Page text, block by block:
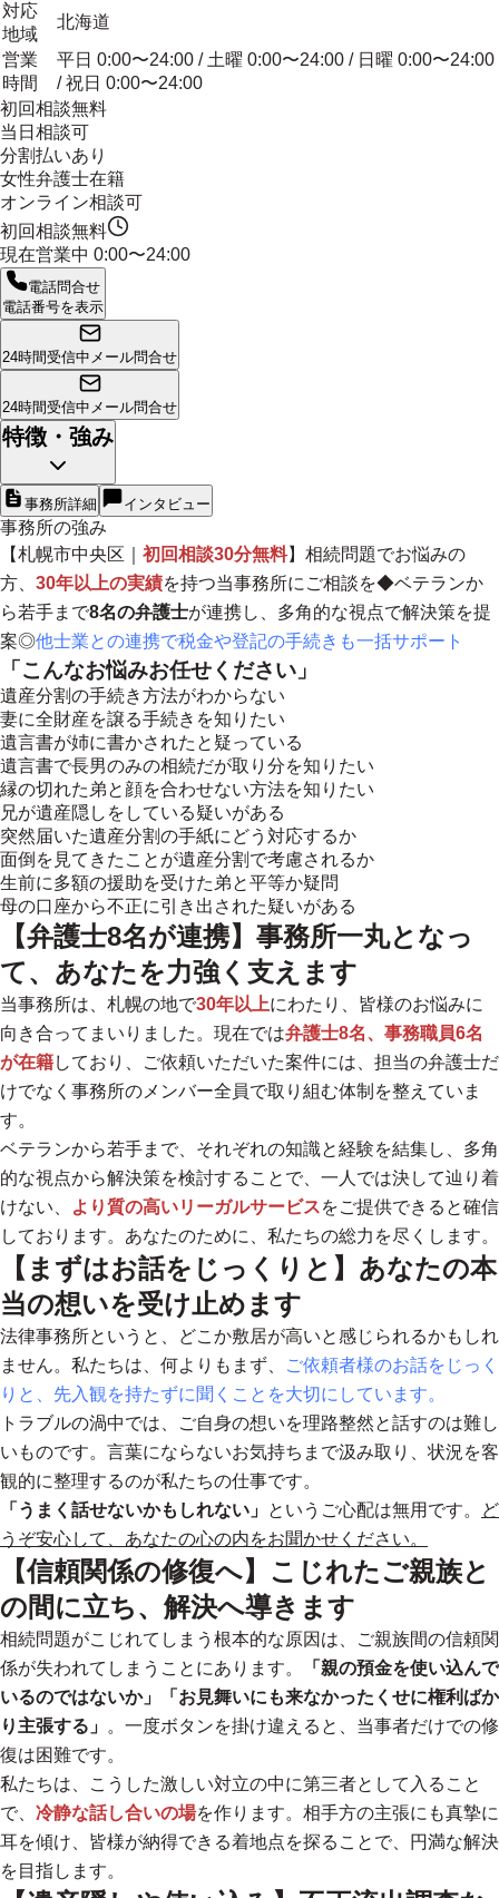
対応
地域
北海道
営業
時間
平日 0:00〜24:00 / 土曜 0:00〜24:00 / 日曜 0:00〜24:00
/ 祝日 0:00〜24:00
初回相談無料
当日相談可
分割払いあり
女性弁護士在籍
オンライン相談可
初回相談無料
現在営業中 0:00〜24:00
電話問合せ
電話番号を表示
24時間受信中 メール問合せ
24時間受信中 メール問合せ
特徴・強み
事務所詳細 インタビュー
事務所の強み
【札幌市中央区｜ 初回相談30分無料】相続問題でお悩みの
方、 30年以上の実績を持つ当事務所にご相談を◆ベテランか
ら若手まで8名の弁護士が連携し、多角的な視点で解決策を提
案◎他士業との連携で税金や登記の手続きも一括サポート
「こんなお悩みお任せください」
遺産分割の手続き方法がわからない
妻に全財産を譲る手続きを知りたい
遺言書が姉に書かされたと疑っている
遺言書で長男のみの相続だが取り分を知りたい
縁の切れた弟と顔を合わせない方法を知りたい
兄が遺産隠しをしている疑いがある
突然届いた遺産分割の手紙にどう対応するか
面倒を見てきたことが遺産分割で考慮されるか
生前に多額の援助を受けた弟と平等か疑問
母の口座から不正に引き出された疑いがある
【弁護士8名が連携】事務所一丸となっ
て、あなたを力強く支えます
当事務所は、札幌の地で30年以上にわたり、皆様のお悩みに
向き合ってまいりました。現在では弁護士8名、事務職員6名
が在籍しており、ご依頼いただいた案件には、担当の弁護士だ
けでなく 事務所のメンバー全員で取り組む体制 を整えていま
す。
ベテランから若手まで、それぞれの知識と経験を結集し、多角
的な視点から解決策を検討することで、一人では決して辿り着
けない、
より質の高いリーガルサービスをご提供できると確信
しております。あなたのために、私たちの総力を尽くします。
【まずはお話をじっくりと】あなたの本
当の想いを受け止めます
法律事務所というと、どこか敷居が高いと感じられるかもしれ
ません。私たちは、何よりもまず、
ご依頼者様のお話をじっく
りと、先入観を持たずに聞くことを大切にしています。
トラブルの渦中では、ご自身の想いを理路整然と話すのは難し
いものです。言葉にならないお気持ちまで汲み取り、状況を客
観的に整理するのが私たちの仕事です。
「うまく話せないかもしれない」 というご心配は無用です。
ど
うぞ安心して、あなたの心の内をお聞かせください。
【信頼関係の修復へ】こじれたご親族と
の間に立ち、解決へ導きます
相続問題がこじれてしまう根本的な原因は、ご親族間の信頼関
係が失われてしまうことにあります。
「親の預金を使い込んで
いるのではないか」「お見舞いにも来なかったくせに権利ばか
り主張する」 。一度ボタンを掛け違えると、当事者だけでの修
復は困難です。
私たちは、こうした激しい対立の中に第三者として入ること
で、 冷静な話し合いの場を作ります。 相手方の主張にも真摯に
耳を傾け、皆様が納得できる着地点を探ることで、円満な解決
を目指します。